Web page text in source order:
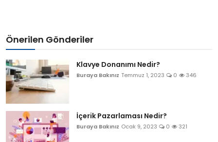
Önerilen Gönderiler
Klavye Donanımı Nedir?
Buraya Bakınız Temmuz 1, 2023 0 346
İçerik Pazarlaması Nedir?
Buraya Bakınız Ocak 9, 2023 0 321